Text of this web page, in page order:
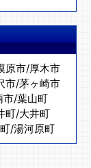
原市/厚木市
市/茅ヶ崎市
市/葉山町
町/大井町
/湯河原町